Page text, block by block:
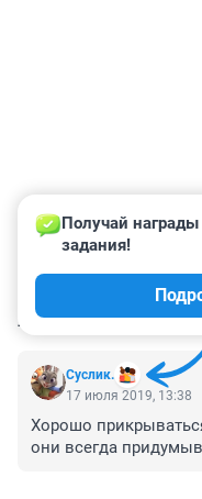
КОММЕНТАРИИ
Суслик.
Получай
задания!
17 июля 2019, 13:38
Хорошо
они всегда